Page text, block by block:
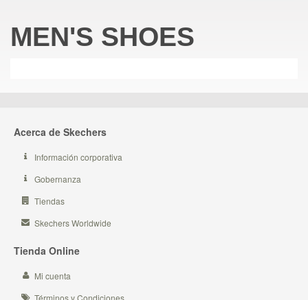
MEN'S SHOES
Acerca de Skechers
Información corporativa
Gobernanza
Tiendas
Skechers Worldwide
Tienda Online
Mi cuenta
Términos y Condiciones